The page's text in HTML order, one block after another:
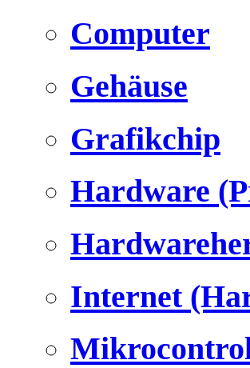
Computer
Gehäuse
Grafikchip
Hardware
Internet